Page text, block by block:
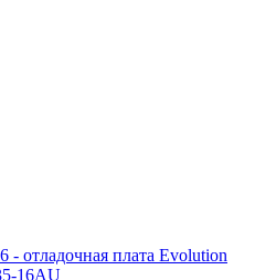
- отладочная плата Evolution
16AU